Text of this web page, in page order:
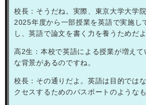
校長：そうだね。実際、東京大学大学
2025年度から一部授業を英語で実施し
し、英語で論文を書く力を養うためだよ
高2生：本校で英語による授業が増えて
な背景があるのですね。
校長：その通りだよ。英語は目的では
クセスするためのパスポートのようなも